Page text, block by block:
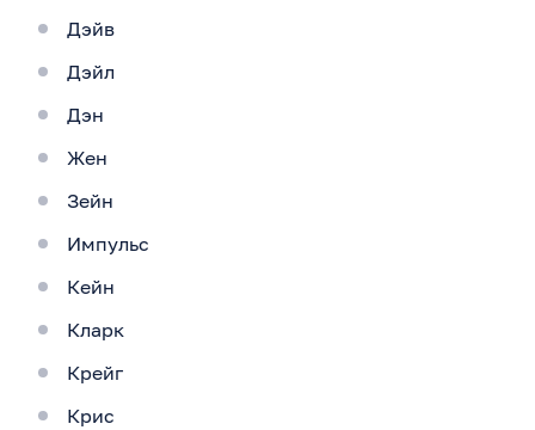
Дэйв
Дэйл
Дэн
Жен
Зейн
Импульс
Кейн
Кларк
Крейг
Крис